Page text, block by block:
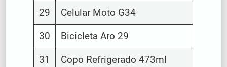
29 Celular Moto G34
30 Bicicleta Aro 29
31
Copo Refrigerado 473ml